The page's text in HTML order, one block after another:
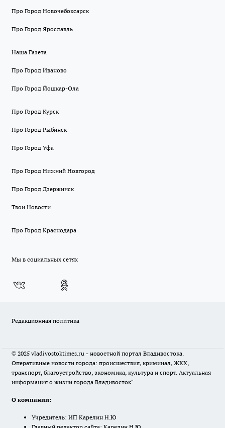
Про Город Новочебоксарск
Про Город Ярославль
Наша Газета
Про Город Иваново
Про Город Йошкар-Ола
Про Город Курск
Про Город Рыбинск
Про Город Уфа
Про Город Нижний Новгород
Про Город Дзержинск
Твои Новости
Про Город Краснодара
Мы в социальных сетях
Редакционная политика
© 2025 vladivostoktimes.ru - новостной портал Владивостока.
Оперативные новости города: происшествия, криминал, ЖКХ,
транспорт, благоустройство, экономика, культура и спорт. Актуальная
информация о жизни города Владивосток"
О компании:
Учредитель: ИП Карелин Н.Ю